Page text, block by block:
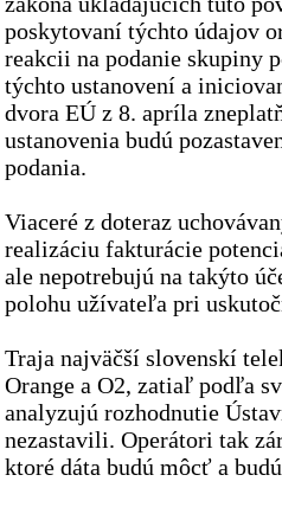
poskytovaní týchto údajov
reakcii na podanie skupiny
týchto ustanovení a
dvora EÚ z 8. apríla
ustanovenia budú
podania.
Viaceré z doteraz
realizáciu fakturácie
ale nepotrebujú na takýto
polohu užívateľa pri
Traja najväčší slovenskí
Orange a O2, zatiaľ podľa
analyzujú rozhodnutie
nezastavili. Operátori tak
ktoré dáta budú môcť a